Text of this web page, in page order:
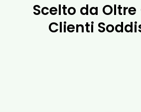
Scelto da Oltre
Clienti